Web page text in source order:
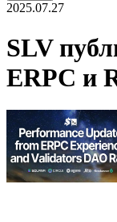
2025.07.27
SLV
ERPC и